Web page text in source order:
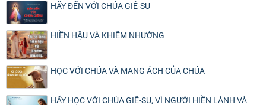
HÃY ĐẾN VỚI CHÚA GIÊ-SU
HIỀN HẬU VÀ KHIÊM NHƯỜNG
HỌC VỚI CHÚA VÀ MANG ÁCH CỦA CHÚA
HÃY HỌC VỚI CHÚA GIÊ-SU, VÌ NGƯỜI HIỀN LÀNH VÀ